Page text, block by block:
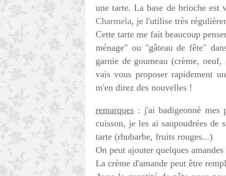
une tarte. La base de brioche est
Charmela, je l'utilise très
Cette tarte me fait beaucoup
ménage" ou "gâteau de fête"
garnie de goumeau (crème,
vais vous proposer rapidement
m'en direz des nouvelles !
remarques : j'ai badigeonné mes
cuisson, je les ai saupoudrées de
tarte (rhubarbe, fruits rouges...)
On peut ajouter quelques
La crème d'amande peut être